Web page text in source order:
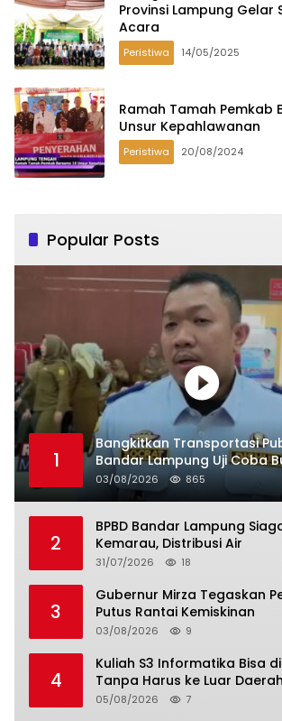
Provinsi Lampung Gelar
Acara
Peristiwa 14/05/2025
Ramah Tamah Pemkab
Unsur Kepahlawanan
Peristiwa 20/08/2024
Popular Posts
1
Bangkitkan Transportasi
Bandar Lampung Uji Coba
03/08/2026 865
2
BPBD Bandar Lampung
Kemarau, Distribusi Air
31/07/2026 18
3
Gubernur Mirza Tegaskan
Putus Rantai Kemiskinan
03/08/2026 9
4
Kuliah S3 Informatika Bisa
Tanpa Harus ke Luar Daerah
05/08/2026 7